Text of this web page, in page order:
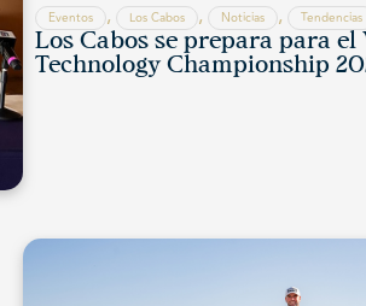
Eventos , Los Cabos , Noticias , Tendencias
Los Cabos se prepara para
Technology Championship